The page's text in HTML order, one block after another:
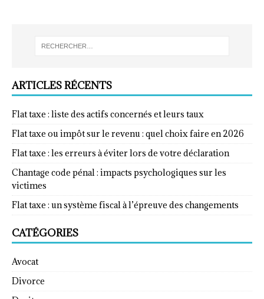
ARTICLES RÉCENTS
Flat taxe : liste des actifs concernés et leurs taux
Flat taxe ou impôt sur le revenu : quel choix faire en 2026
Flat taxe : les erreurs à éviter lors de votre déclaration
Chantage code pénal : impacts psychologiques sur les
victimes
Flat taxe : un système fiscal à l’épreuve des changements
CATÉGORIES
Avocat
Divorce